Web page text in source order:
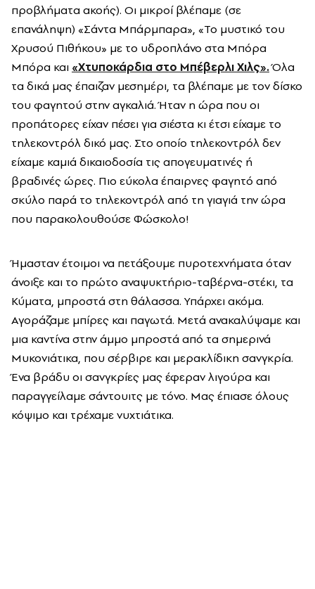
προβλήματα ακοής). Οι μικροί βλέπαμε (σε
επανάληψη) «Σάντα Μπάρμπαρα», «Το μυστικό του
Χρυσού Πιθήκου» με το υδροπλάνο στα Μπόρα
Μπόρα και «Χτυποκάρδια στο Μπέβερλι Χιλς».Όλα
τα δικά μας έπαιζαν μεσημέρι, τα βλέπαμε με τον δίσκο
του φαγητού στην αγκαλιά. Ήταν η ώρα που οι
προπάτορες είχαν πέσει για σιέστα κι έτσι είχαμε το
τηλεκοντρόλ δικό μας. Στο οποίο τηλεκοντρόλ δεν
είχαμε καμιά δικαιοδοσία τις απογευματινές ή
βραδινές ώρες. Πιο εύκολα έπαιρνες φαγητό από
σκύλο παρά το τηλεκοντρόλ από τη γιαγιά την ώρα
που παρακολουθούσε Φώσκολο!
Ήμασταν έτοιμοι να πετάξουμε πυροτεχνήματα όταν
άνοιξε και το πρώτο αναψυκτήριο-ταβέρνα-στέκι, τα
Κύματα, μπροστά στη θάλασσα. Υπάρχει ακόμα.
Αγοράζαμε μπίρες και παγωτά. Μετά ανακαλύψαμε και
μια καντίνα στην άμμο μπροστά από τα σημερινά
Μυκονιάτικα, που σέρβιρε και μερακλίδικη σανγκρία.
Ένα βράδυ οι σανγκρίες μας έφεραν λιγούρα και
παραγγείλαμε σάντουιτς με τόνο. Μας έπιασε όλους
κόψιμο και τρέχαμε νυχτιάτικα.